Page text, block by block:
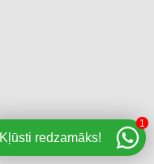
Kļūsti redzamāks!
1